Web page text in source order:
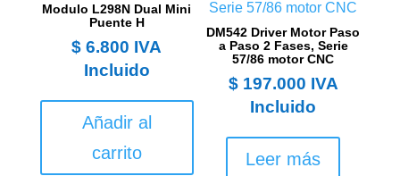
Modulo L298N Dual Mini
Puente H
$ 6.800 IVA
Incluido
Añadir al
carrito
DM542 Driver Motor Paso
a Paso 2 Fases, Serie
57/86 motor CNC
$197.000 IVA
Incluido
Leer más